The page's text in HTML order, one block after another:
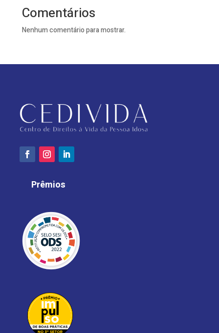
Comentários
Nenhum comentário para mostrar.
Prêmios